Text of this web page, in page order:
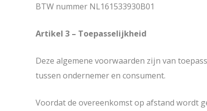
BTW nummer NL161533930B01
Artikel 3 – Toepasselijkheid
Deze algemene voorwaarden zijn van
tussen ondernemer en consument.
Voordat de overeenkomst op afstand wordt